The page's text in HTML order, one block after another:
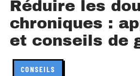
Réduire les
chroniques :
et conseils de
CONSEILS